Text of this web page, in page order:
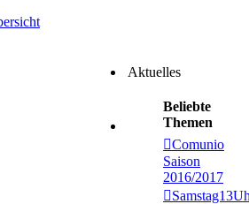
Aktuelles
Beliebte
Themen
Comunio
Saison
2016/2017